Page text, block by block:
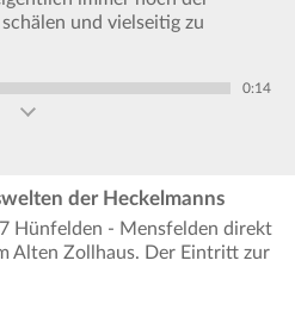
und vielseitig zu
0:14
der Heckelmanns
Hünfelden - Mensfelden direkt
Alten Zollhaus. Der Eintritt zur